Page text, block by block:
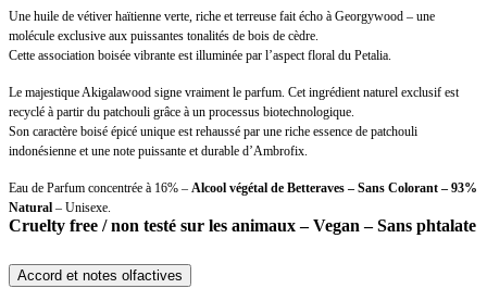
Une huile de vétiver haïtienne verte, riche et terreuse fait écho à Georgywood – une
molécule exclusive aux puissantes tonalités de bois de cèdre.
Cette association boisée vibrante est illuminée par l’aspect floral du Petalia.
Le majestique Akigalawood signe vraiment le parfum. Cet ingrédient naturel exclusif est
recyclé à partir du patchouli grâce à un processus biotechnologique.
Son caractère boisé épicé unique est rehaussé par une riche essence de patchouli
indonésienne et une note puissante et durable d’Ambrofix.
Eau de Parfum concentrée à 16% – Alcool végétal de Betteraves – Sans Colorant – 93%
Natural – Unisexe.
Cruelty free / non testé sur les animaux – Vegan – Sans phtalate
Accord et notes olfactives